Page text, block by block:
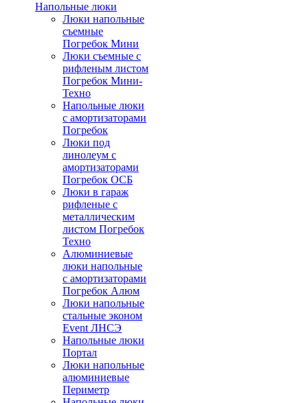
Напольные люки
Люки напольные
съемные
Погребок Мини
Люки съемные с
рифленым листом
Погребок Мини-
Техно
Напольные люки
с амортизаторами
Погребок
Люки под
линолеум с
амортизаторами
Погребок ОСБ
Люки в гараж
рифленые с
металлическим
листом Погребок
Техно
Алюминиевые
люки напольные
с амортизаторами
Погребок Алюм
Люки напольные
стальные эконом
Event ЛНСЭ
Напольные люки
Портал
Люки напольные
алюминиевые
Периметр